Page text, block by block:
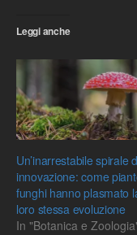
Leggi anche
Un’inarrestabile spirale
innovazione: come
funghi hanno plasmato
loro stessa evoluzione
In "Botanica e